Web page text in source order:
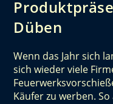
Düben
Wenn das Jahr sich
sich wieder viele
Käufer zu werben.